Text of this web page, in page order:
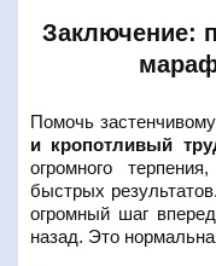
Заключение:
Помочь
и кропотливый
огромного
быстрых
огромный шаг
назад. Это